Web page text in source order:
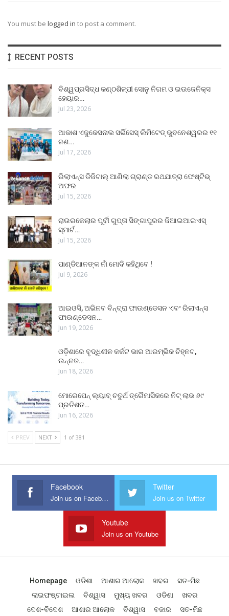
You must be logged in to post a comment.
RECENT POSTS
ବିଶ୍ୱପ୍ରସିଦ୍ଧ କଣ୍ଠଶିଳ୍ପୀ ସୋନୁ ନିଗମ ଓ ଇଉଜେନିକ୍ସ
ହେୟାର…
Jul 23, 2026
ଆକାଶ ଏଜୁକେସନାଲ ସର୍ଭିସେସ୍ ଲିମିଟେଡ୍ ଭୁବନେଶ୍ୱରର ୧୧
ଜଣ…
Jul 17, 2026
ରିଲାଏନ୍ସ ଡିଜିଟାଲ୍ ଆଣିଲା ଗ୍ରାଣ୍ଡ ରଥଯାତ୍ରା ଫେଷ୍ଟିଭ୍
ଅଫର
Jul 15, 2026
ରାଉରକେଲାର ପୂର୍ବୀ ଗୁପ୍ତା ସିଙ୍ଗାପୁରର ଜିଆଇଆଇଏସ୍
ସ୍ମାର୍ଟ…
Jul 15, 2026
ପାଣ୍ଡିଆନଙ୍କ ନାଁ ମୋଦି କହିଥିବେ !
Jul 9, 2026
ଆଇଓସି, ଅଭିନବ ବିନ୍ଦ୍ରା ଫାଉଣ୍ଡେସନ ଏବଂ ରିଲାଏନ୍ସ
ଫାଉଣ୍ଡେସନ…
Jun 19, 2026
ଓଡ଼ିଶାରେ ବୃଦ୍ଧିଶୀଳ କର୍କଟ ଭାର ଆରମ୍ଭିକ ଚିହ୍ନଟ,
ଉନ୍ନତ…
Jun 18, 2026
ମୋରେପେନ୍ ଲ୍ୟାବ୍ ଚତୁର୍ଥ ତ୍ରୈମାସିକରେ ନିଟ୍ ଲାଭ ୬୯
ପ୍ରତିଶତ…
Jun 16, 2026
PREV NEXT 1 of 381
Facebook
Join us on Facebook
Twitter
Join us on Twitter
Youtube
Join us on Youtube
Homepage ଓଡିଶା ଆଶାର ଆଲୋକ ଖବର
ସତ-ମିଛ
ଲାଇଫଷ୍ଟାଇଲ
ବିଶ୍ୱାସ ମୁଖ୍ୟ ଖବର ଓଡିଶା
ଖବର
ଦେଶ-ବିଦେଶ
ଆଶାର ଆଲୋକ ବିଶ୍ୱାସ ବଜାର ସତ-ମିଛ